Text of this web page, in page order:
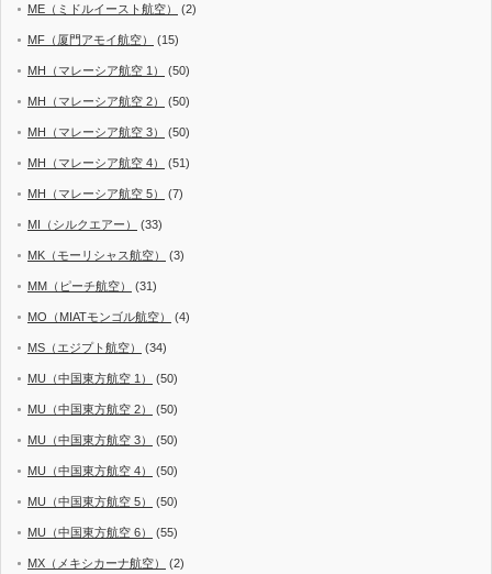
ME（ミドルイースト航空） (2)
MF（厦門アモイ航空） (15)
MH（マレーシア航空 1） (50)
MH（マレーシア航空 2） (50)
MH（マレーシア航空 3） (50)
MH（マレーシア航空 4） (51)
MH（マレーシア航空 5） (7)
MI（シルクエアー） (33)
MK（モーリシャス航空） (3)
MM（ピーチ航空） (31)
MO（MIATモンゴル航空） (4)
MS（エジプト航空） (34)
MU（中国東方航空 1） (50)
MU（中国東方航空 2） (50)
MU（中国東方航空 3） (50)
MU（中国東方航空 4） (50)
MU（中国東方航空 5） (50)
MU（中国東方航空 6） (55)
MX（メキシカーナ航空） (2)